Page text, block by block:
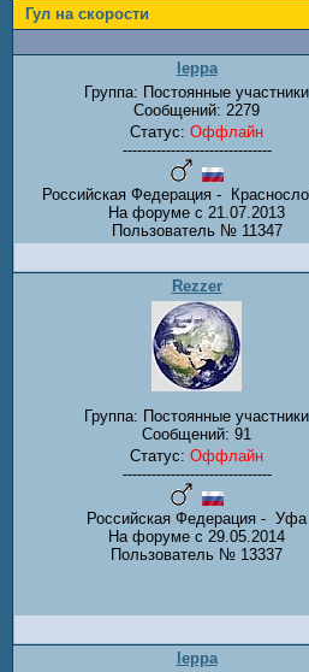
Гул на скорости
leppa
Группа: Постоянные участники
Сообщений: 2279
Статус: Оффлайн
-------------------------------
Российская Федерация -
На форуме с 21.07.2013
Пользователь № 11347
Rezzer
Группа: Постоянные участники
Сообщений: 91
Статус: Оффлайн
-------------------------------
Российская Федерация - Уфа
На форуме с 29.05.2014
Пользователь № 13337
leppa